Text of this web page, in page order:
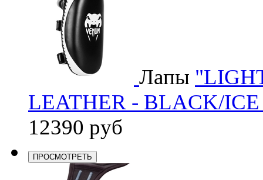
Лапы
LEATHER - BLACK/
12390 руб
ПРОСМОТРЕТЬ